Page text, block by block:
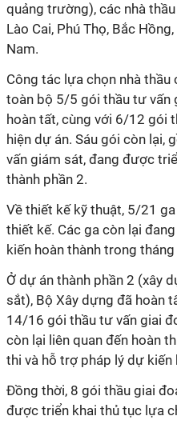
quảng trường), các nhà
Lào Cai, Phú Thọ, Bắc
Nam.
Công tác lựa chọn nhà
toàn bộ 5/5 gói thầu tư vấn
hoàn tất, cùng với 6/12 gói
hiện dự án. Sáu gói còn lại,
vấn giám sát, đang được
thành phần 2.
Về thiết kế kỹ thuật, 5/21
thiết kế. Các ga còn lại
kiến hoàn thành trong
Ở dự án thành phần 2 (xây
sắt), Bộ Xây dựng đã hoàn
14/16 gói thầu tư vấn giai
còn lại liên quan đến hoàn
thi và hỗ trợ pháp lý dự
Đồng thời, 8 gói thầu giai
được triển khai thủ tục lựa